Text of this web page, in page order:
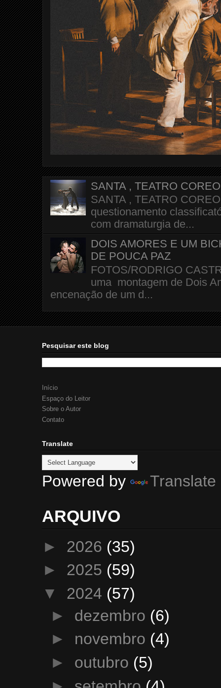
SANTA , TEATRO
SANTA , TEATRO
questionamento
com dramaturgia de...
DOIS AMORES E UM
DE POUCA PAZ
FOTOS/RODRIGO
uma montagem de Dois
encenação de um d...
Pesquisar este blog
Início
Espaço do Leitor
Sobre o Autor
Contato
Translate
Powered by Translate
ARQUIVO
► 2026 (35)
► 2025 (59)
▼ 2024 (57)
► dezembro (6)
► novembro (4)
► outubro (5)